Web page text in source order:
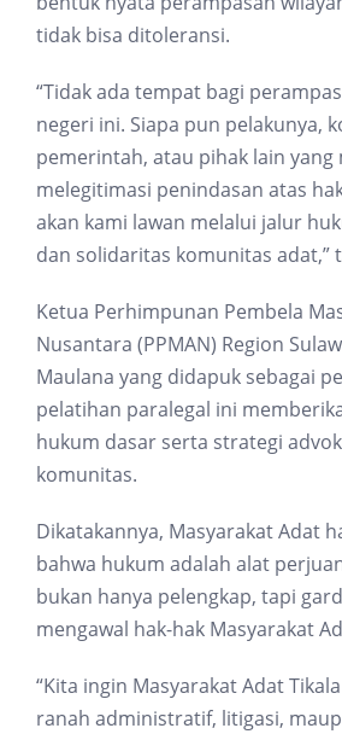
tidak bisa ditoleransi.
“Tidak ada tempat bagi
negeri ini. Siapa pun pelakunya,
pemerintah, atau pihak lain yang
melegitimasi penindasan atas
akan kami lawan melalui jalur
dan solidaritas komunitas adat,”
Ketua Perhimpunan Pembela
Nusantara (PPMAN) Region
Maulana yang didapuk sebagai
pelatihan paralegal ini
hukum dasar serta strategi
komunitas.
Dikatakannya, Masyarakat Adat
bahwa hukum adalah alat
bukan hanya pelengkap, tapi
mengawal hak-hak Masyarakat
“Kita ingin Masyarakat Adat
ranah administratif, litigasi,